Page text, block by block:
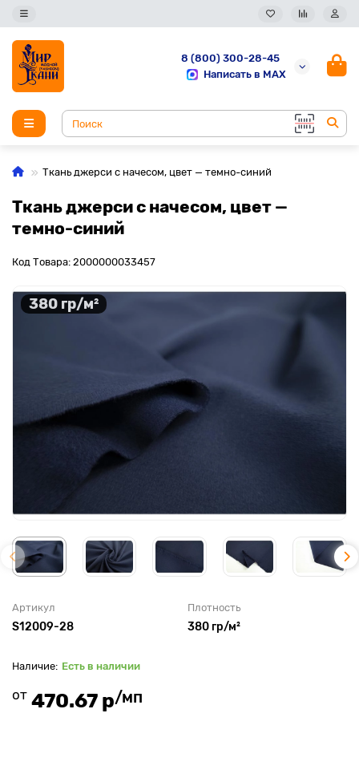
8 (800) 300-28-45
Написать в MAX
Ткань джерси с начесом, цвет — темно-синий
Ткань джерси с начесом, цвет —
темно-синий
Код Товара: 2000000033457
380 гр/м²
Артикул
S12009-28
Плотность
380 гр/м²
Есть в наличии
от 470.67 р/мп